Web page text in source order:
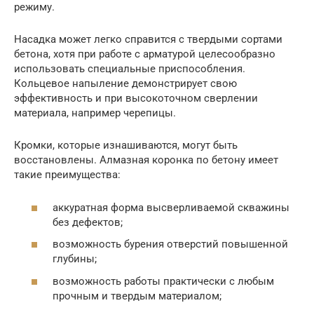
режиму.
Насадка может легко справится с твердыми сортами
бетона, хотя при работе с арматурой целесообразно
использовать специальные приспособления.
Кольцевое напыление демонстрирует свою
эффективность и при высокоточном сверлении
материала, например черепицы.
Кромки, которые изнашиваются, могут быть
восстановлены. Алмазная коронка по бетону имеет
такие преимущества:
аккуратная форма высверливаемой скважины
без дефектов;
возможность бурения отверстий повышенной
глубины;
возможность работы практически с любым
прочным и твердым материалом;